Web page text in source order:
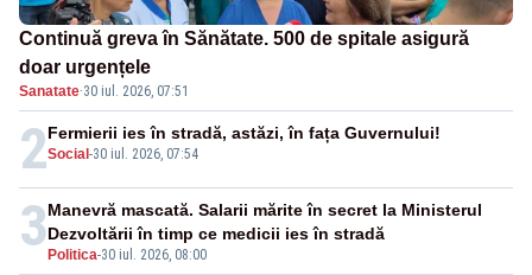
Continuă greva în Sănătate. 500 de spitale asigură
doar urgențele
Sanatate·30 iul. 2026, 07:51
2Social-30 iul. 2026, 07:54
Fermierii ies în stradă, astăzi, în fața Guvernului!
3Politica-30 iul. 2026, 08:00
Manevră mascată. Salarii mărite în secret la Ministerul
Dezvoltării în timp ce medicii ies în stradă